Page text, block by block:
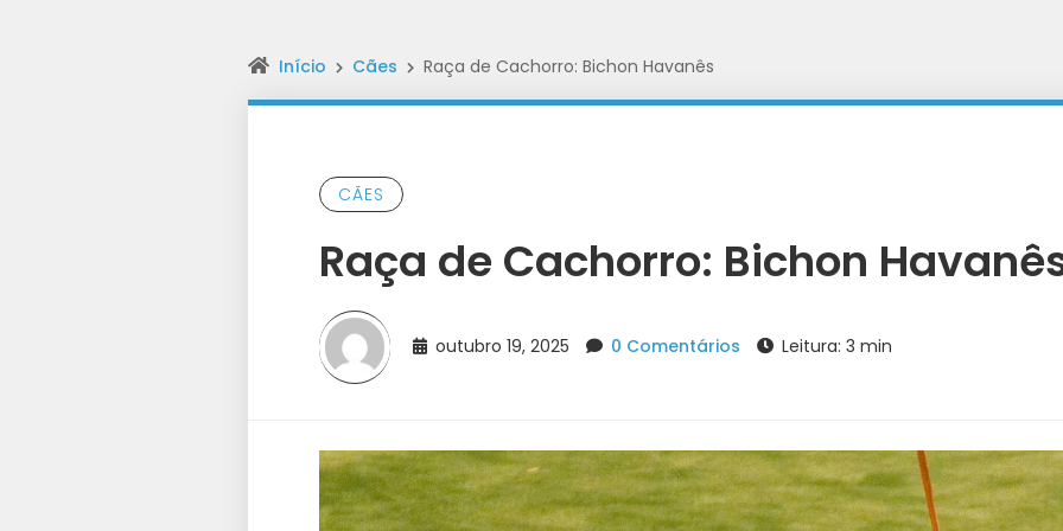
Início Cães Raça de Cachorro: Bichon Havanês
CÃES
Raça de Cachorro: Bichon
outubro 19, 2025 0 Comentários Leitura: 3 min